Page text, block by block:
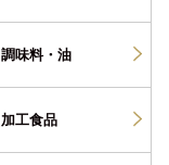
調味料・ 油
加工食品